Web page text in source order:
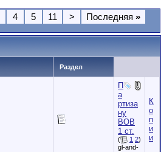
4 5 11 > Последняя »
Раздел
П
а
ртиза
ну
ВОВ
1 ст.
( 1 2)
gl-and-
К
о
п
и
и